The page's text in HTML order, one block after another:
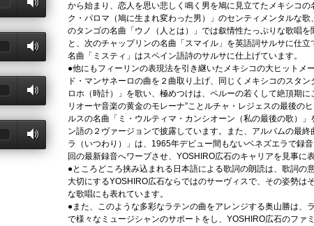
から始まり、恋人を思い悲しく鳴く男を鳩に見立てたメキシコの
ク・パロマ（鳩に生まれ変わった男）」のセンティメンタルな歌
のタンゴの名曲「ウノ（人とは）」では叙情性たっぷりな歌唱を
と、次のチャップリンの名曲「スマイル」を英語詞サルサに仕立
名曲「ミスティ」はスペイン語詩のサルサに仕上げています。
●他にもフィーリンの表現法を引き継いたメキシコの大ヒットメ
ド・マンサネーロの曲を２曲取り上げ、同じくメキシコのスタン
ロホ（時計）」を歌い、極めつけは、ペルーの若くして絶頂期に
リオーヤ音楽の黄金のモレーナ”ことルチャ・レジェスの最後の
ルスの名曲「ミ・ウルティマ・カンシオーン（私の最後の歌）」
ン語の２ヴァージョンで披露しています。また、アルバムの最終
ラ（いつわり）」は、1965年デビュー間もないベネズエラで録
回の最新録音へワープさせ、YOSHIRO広石のキャリアを見事に
●ところどころ挟み込まれる日本語による歌詞の朗読は、歌詞の
大切にするYOSHIRO広石ならではのサーヴィスで、その姿勢は
な歌唱にも表れています。
●また、このような多彩なラテンの曲をアレンジする奥山勝は、
で様々なミュージシャンのサポートをし、YOSHIRO広石のファ